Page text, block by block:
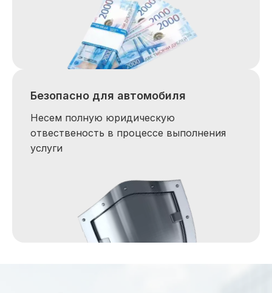
Безопасно для автомобиля
Несем полную юридическую
отвественость в процессе выполнения
услуги